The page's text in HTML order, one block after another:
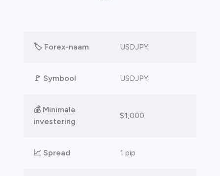
🏷️ Forex-naam USDJPY
🚩 Symbool USDJPY
💰 Minimale
investering
$1,000
📈 Spread 1 pip